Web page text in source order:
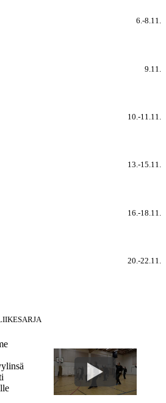
6.-8.11.
9.11.
10.-11.11.
13.-15.11.
16.-18.11.
20.-22.11.